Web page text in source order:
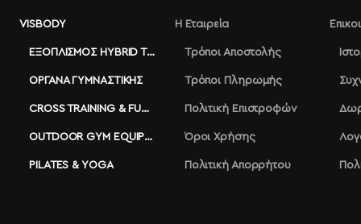
VISBODY
ΕΞΟΠΛΙΣΜΌΣ HYBRID TRAINING
ΌΡΓΑΝΑ ΓΥΜΝΑΣΤΙΚΉΣ
CROSS TRAINING & FUNCTIONAL
OUTDOOR GYM EQUIPMENT
PILATES & YOGA
Η Εταιρεία
Τρόποι Αποστολής
Τρόποι Πληρωμής
Πολιτική Επιστροφών
Όροι Χρήσης
Πολιτική Απορρήτου